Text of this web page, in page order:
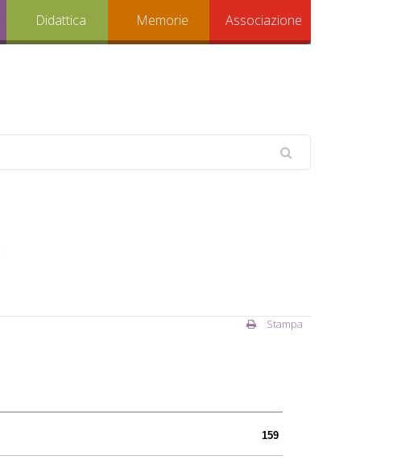
Didattica Memorie Associazione
Stampa
159